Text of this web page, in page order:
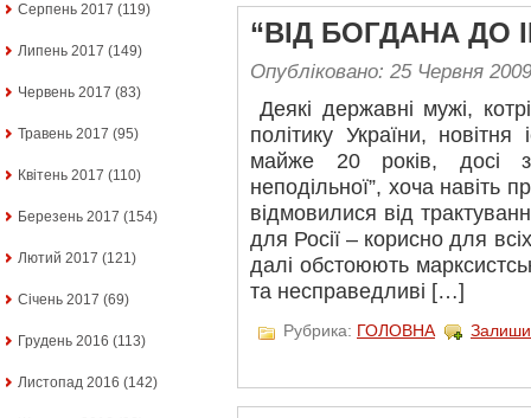
Серпень 2017 (119)
Липень 2017 (149)
Червень 2017 (83)
Травень 2017 (95)
Квітень 2017 (110)
Березень 2017 (154)
Лютий 2017 (121)
Січень 2017 (69)
Грудень 2016 (113)
Листопад 2016 (142)
“ВІД БОГДАНА ДО
Опубліковано: 25 Червня 2009
Деякі державні мужі,
політику України, новітня
майже 20 років, досі
неподільної”, хоча навіть
відмовилися від
для Росії – корисно для
далі обстоюють
та несправедливі […]
Рубрика: ГОЛОВНА